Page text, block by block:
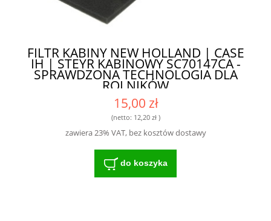
FILTR KABINY NEW HOLLAND | CASE
IH | STEYR KABINOWY SC70147CA -
SPRAWDZONA TECHNOLOGIA DLA
ROLNIKÓW
15,00 zł
(netto: 12,20 zł)
zawiera 23% VAT, bez kosztów dostawy
do koszyka